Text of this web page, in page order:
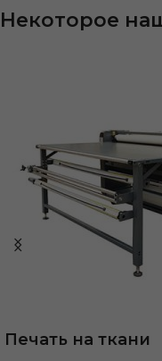
Некоторое
Печать на ткани